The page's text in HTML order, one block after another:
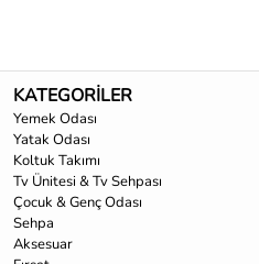
KATEGORİLER
Yemek Odası
Yatak Odası
Koltuk Takımı
Tv Ünitesi & Tv Sehpası
Çocuk & Genç Odası
Sehpa
Aksesuar